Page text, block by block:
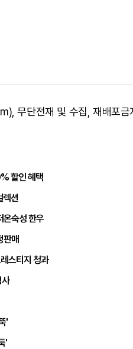
무단전재 및 수집, 재배포금
할인 혜택
렉션
온숙성 한우
판매
스티지 청과
사
'
'